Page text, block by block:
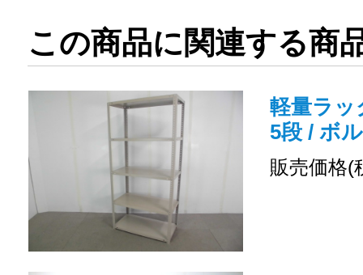
この商品に関連する商
軽量ラッ
5段 / ボ
販売価格(